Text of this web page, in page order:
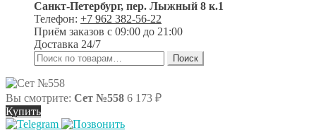
Санкт-Петербург, пер. Лыжный 8 к.1
Телефон: +7 962 382-56-22
Приём заказов с 09:00 до 21:00
Доставка 24/7
Искать:
Поиск
Вы смотрите: Сет №558 6 173 ₽
Купить